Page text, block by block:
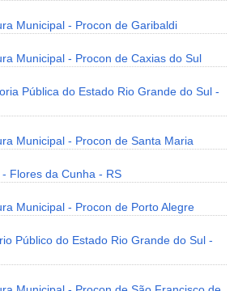
Municipal - Procon de Garibaldi
Municipal - Procon de Caxias do Sul
Pública do Estado Rio Grande do Sul -
Municipal - Procon de Santa Maria
Flores da Cunha - RS
Municipal - Procon de Porto Alegre
Público do Estado Rio Grande do Sul -